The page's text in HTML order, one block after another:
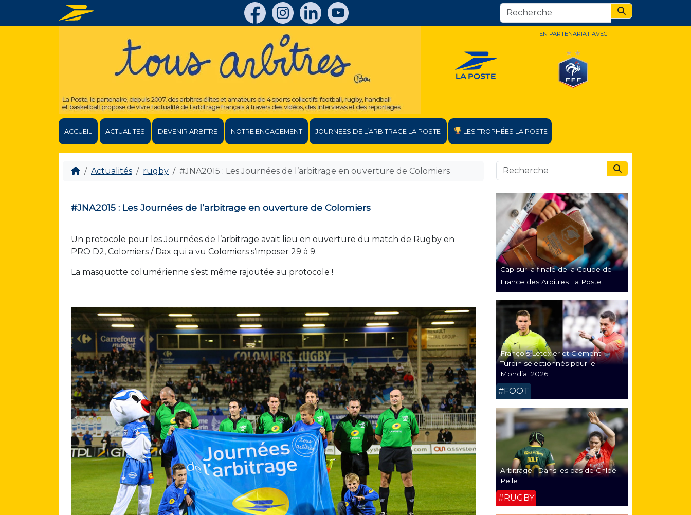
Search
EN PARTENARIAT AVEC
ACCUEIL ACTUALITES DEVENIR ARBITRE NOTRE ENGAGEMENT JOURNEES DE L’ARBITRAGE LA POSTE LES TROPHÉES LA POSTE
Actualités rugby #JNA2015 : Les Journées de l’arbitrage en ouverture de Colomiers
#JNA2015 : Les Journées de l’arbitrage en ouverture de Colomiers
Un protocole pour les Journées de l’arbitrage avait lieu en ouverture du match de Rugby en
PRO D2, Colomiers / Dax qui a vu Colomiers s’imposer 29 à 9.
La masquotte columérienne s’est même rajoutée au protocole !
Search
Cap sur la finale de la Coupe de
France des Arbitres La Poste
François Letexier et Clément
Turpin sélectionnés pour le
Mondial 2026 !
#FOOT
Arbitrage : Dans les pas de Chloé
Pelle
#RUGBY